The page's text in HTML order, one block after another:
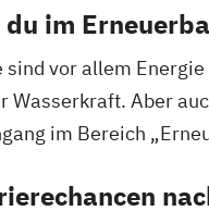
/
Wasserkraft
im
sind vor allem
Wasserkraft. Aber
im Bereich